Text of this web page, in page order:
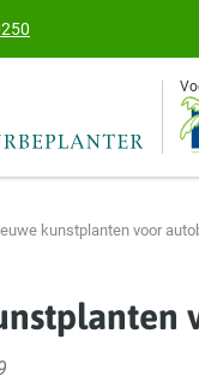
kunstplanten voor